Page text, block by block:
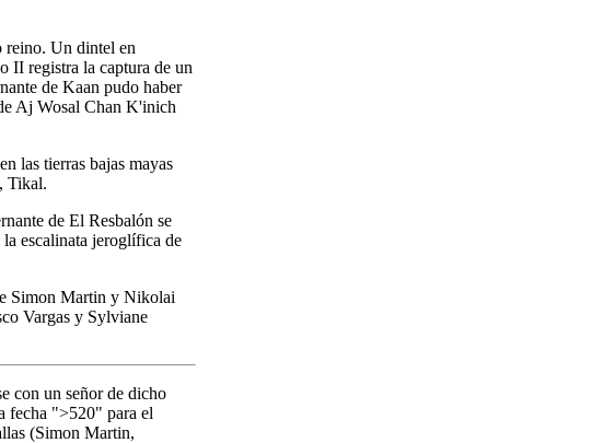
reino. Un dintel en
II registra la captura de un
de Kaan pudo haber
Aj Wosal Chan K'inich
las tierras bajas mayas
Tikal.
de El Resbalón se
escalinata jeroglífica de
Simon Martin y Nikolai
Vargas y Sylviane
con un señor de dicho
fecha ">520" para el
(Simon Martin,